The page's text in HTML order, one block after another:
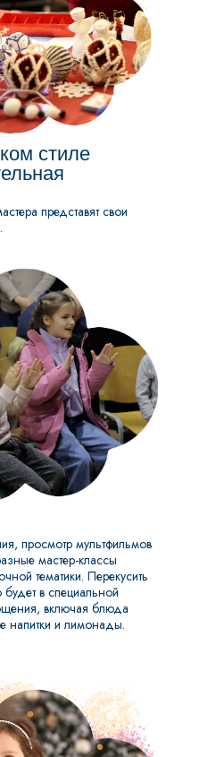
просмотр мультфильмов
мастер-классы
тематики. Перекусить
в специальной
включая блюда
напитки и лимонады.
стиле
представят свои